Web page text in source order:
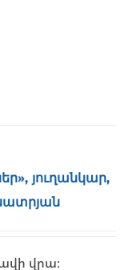
յուղանկար,
վրա։